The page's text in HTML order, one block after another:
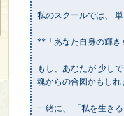
私のスクールでは、
**「あなた自身の輝
もし、あなたが 少し
魂からの合図かもしれ
一緒に、 「私を生き